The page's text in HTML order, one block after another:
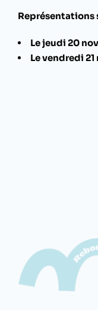
Représentations
Le jeudi 20
Le vendredi